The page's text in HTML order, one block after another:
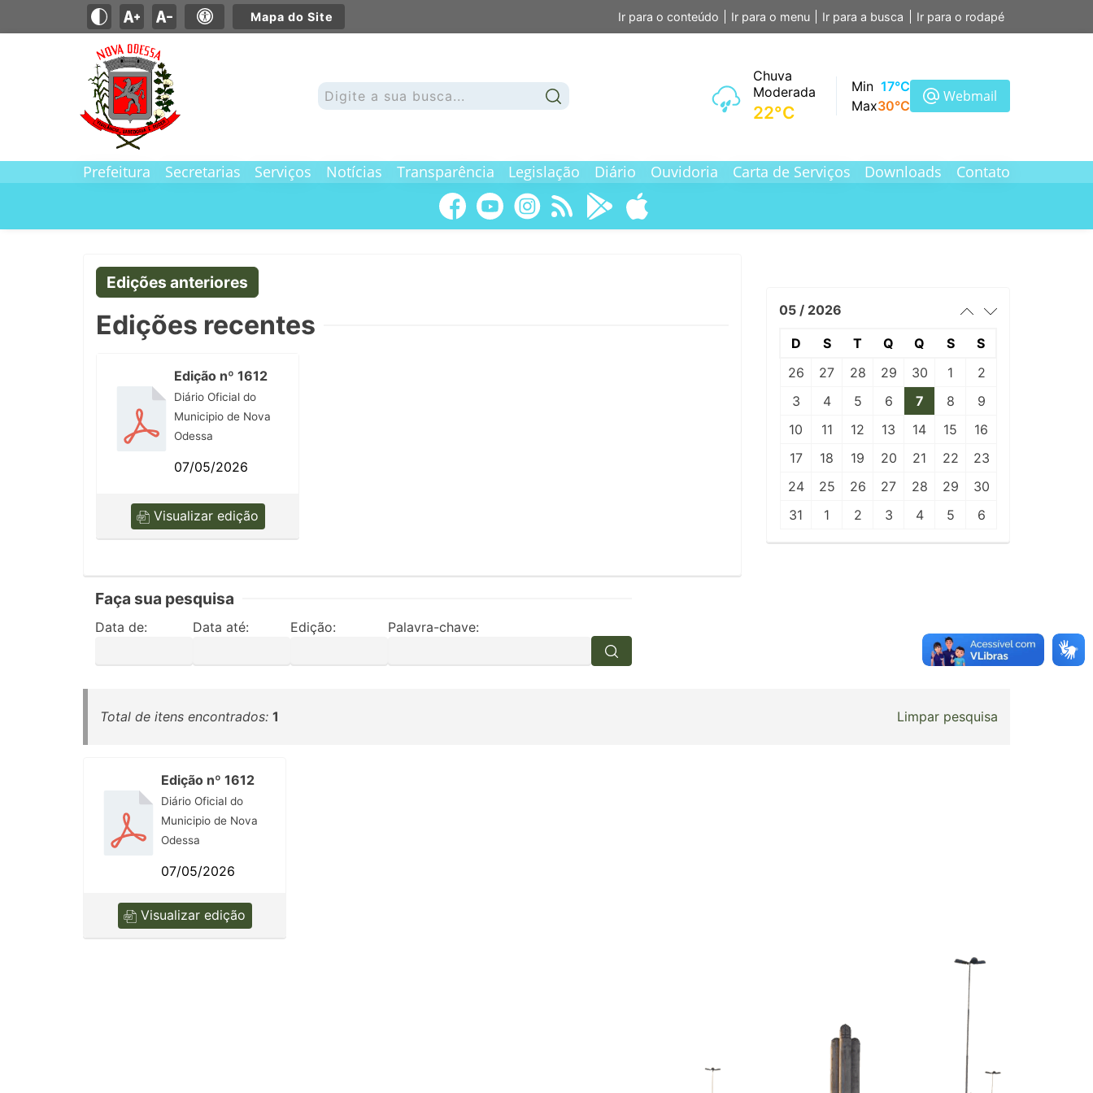
Mapa do Site Ir para o conteúdo Ir para o menu Ir para a busca Ir para o rodapé
Chuva
Moderada
22°C
Min 17°C
Max30°C
Webmail
Prefeitura Secretarias Serviços Notícias Transparência Legislação Diário Ouvidoria Carta de Serviços Downloads Contato
Edições anteriores
Edições recentes
Edição nº 1612
Diário Oficial do
Municipio de Nova
Odessa
07/05/2026
Visualizar edição
05 / 2026
D S T Q Q S
S
26
27 28 29 30 1
2
3
4 5 6 7 8
9
10
11 12 13 14 15
16
17
18 19 20 21 22
23
24
25 26 27 28 29
30
31
1 2 3 4 5 6
Faça sua pesquisa
Data de: Data até: Edição: Palavra-chave:
Total de itens encontrados: 1 Limpar pesquisa
Edição nº 1612
Diário Oficial do
Municipio de Nova
Odessa
07/05/2026
Visualizar edição